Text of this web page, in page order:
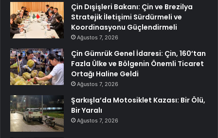
Çin Dışişleri Bakanı: Çin ve Brezilya
Stratejik İletişimi Sürdürmeli ve
Koordinasyonu Güçlendirmeli
Ağustos 7, 2026
Çin Gümrük Genel İdaresi: Çin, 160’tan
Fazla Ülke ve Bölgenin Önemli Ticaret
Ortağı Haline Geldi
Ağustos 7, 2026
Şarkışla’da Motosiklet Kazası: Bir Ölü,
Bir Yaralı
Ağustos 7, 2026